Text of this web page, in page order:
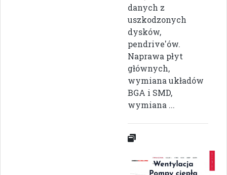
danych z
uszkodzonych
dysków,
pendrive'ów.
Naprawa płyt
głównych,
wymiana układów
BGA i SMD,
wymiana ...